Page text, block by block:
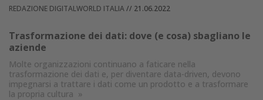
REDAZIONE DIGITALWORLD ITALIA// 21.06.2022
Trasformazione dei dati: dove (e cosa) sbagliano le
aziende
Molte organizzazioni continuano a faticare nella
trasformazione dei dati e, per diventare data-driven, devono
impegnarsi a trattare i dati come un prodotto e a trasformare
la propria cultura »